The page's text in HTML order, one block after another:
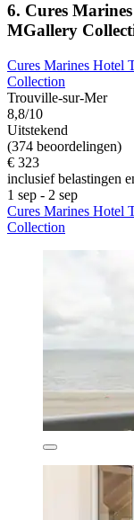
6. Cures
MGallery
Cures Marines Hotel
Collection
Trouville-sur-Mer
8,8/10
Uitstekend
(374 beoordelingen)
€ 323
inclusief belastingen
1 sep - 2 sep
Cures Marines Hotel
Collection